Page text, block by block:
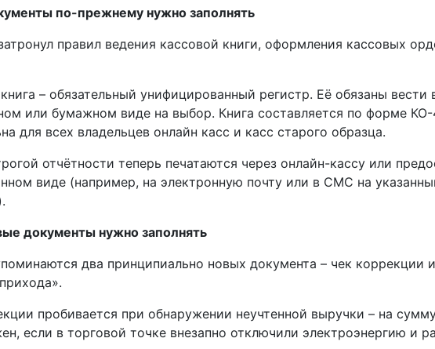
по-прежнему нужно заполнять
правил ведения кассовой книги, оформления кассовых
– обязательный унифицированный регистр. Её обязаны вести
или бумажном виде на выбор. Книга составляется по форме КО-
для всех владельцев онлайн касс и касс старого образца.
отчётности теперь печатаются через онлайн-кассу или
виде (например, на электронную почту или в СМС на
документы нужно заполнять
два принципиально новых документа – чек коррекции
пробивается при обнаружении неучтенной выручки – на
если в торговой точке внезапно отключили электроэнергию и